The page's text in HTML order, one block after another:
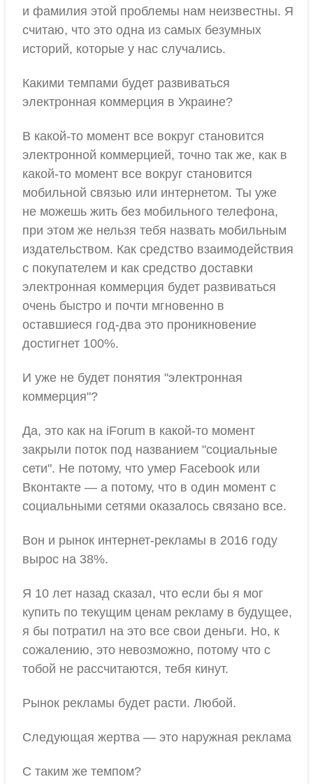
и фамилия этой проблемы нам неизвестны. Я
считаю, что это одна из самых безумных
историй, которые у нас случались.
Какими темпами будет развиваться
электронная коммерция в Украине?
В какой-то момент все вокруг становится
электронной коммерцией, точно так же, как в
какой-то момент все вокруг становится
мобильной связью или интернетом. Ты уже
не можешь жить без мобильного телефона,
при этом же нельзя тебя назвать мобильным
издательством. Как средство взаимодействия
с покупателем и как средство доставки
электронная коммерция будет развиваться
очень быстро и почти мгновенно в
оставшиеся год-два это проникновение
достигнет 100%.
И уже не будет понятия "электронная
коммерция"?
Да, это как на iForum в какой-то момент
закрыли поток под названием "социальные
сети". Не потому, что умер Facebook или
Вконтакте — а потому, что в один момент с
социальными сетями оказалось связано все.
Вон и рынок интернет-рекламы в 2016 году
вырос на 38%.
Я 10 лет назад сказал, что если бы я мог
купить по текущим ценам рекламу в будущее,
я бы потратил на это все свои деньги. Но, к
сожалению, это невозможно, потому что с
тобой не рассчитаются, тебя кинут.
Рынок рекламы будет расти. Любой.
Следующая жертва — это наружная реклама
С таким же темпом?